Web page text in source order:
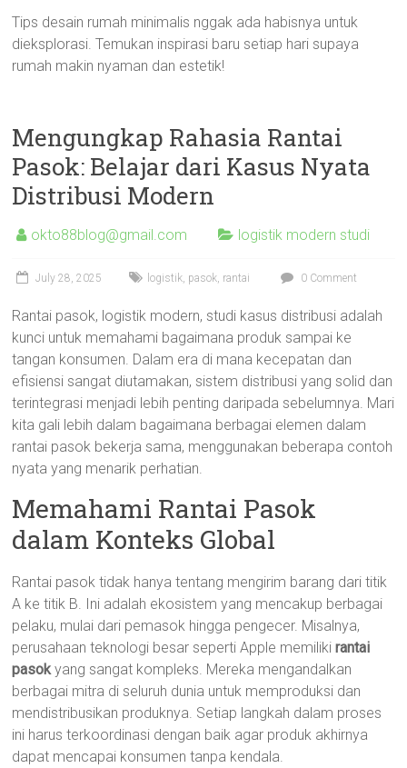
Tips desain rumah minimalis nggak ada habisnya untuk
dieksplorasi. Temukan inspirasi baru setiap hari supaya
rumah makin nyaman dan estetik!
Mengungkap Rahasia Rantai
Pasok: Belajar dari Kasus Nyata
Distribusi Modern
okto88blog@gmail.com logistik modern studi
July 28, 2025 logistik, pasok, rantai 0 Comment
Rantai pasok, logistik modern, studi kasus distribusi adalah
kunci untuk memahami bagaimana produk sampai ke
tangan konsumen. Dalam era di mana kecepatan dan
efisiensi sangat diutamakan, sistem distribusi yang solid dan
terintegrasi menjadi lebih penting daripada sebelumnya. Mari
kita gali lebih dalam bagaimana berbagai elemen dalam
rantai pasok bekerja sama, menggunakan beberapa contoh
nyata yang menarik perhatian.
Memahami Rantai Pasok
dalam Konteks Global
Rantai pasok tidak hanya tentang mengirim barang dari titik
A ke titik B. Ini adalah ekosistem yang mencakup berbagai
pelaku, mulai dari pemasok hingga pengecer. Misalnya,
perusahaan teknologi besar seperti Apple memilikirantai
pasokyang sangat kompleks. Mereka mengandalkan
berbagai mitra di seluruh dunia untuk memproduksi dan
mendistribusikan produknya. Setiap langkah dalam proses
ini harus terkoordinasi dengan baik agar produk akhirnya
dapat mencapai konsumen tanpa kendala.